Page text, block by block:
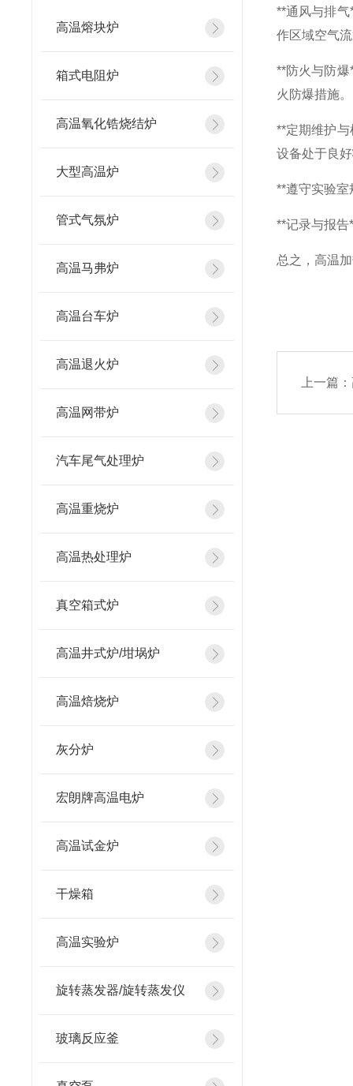
高温熔块炉
箱式电阻炉
高温氧化锆烧结炉
大型高温炉
管式气氛炉
高温马弗炉
高温台车炉
高温退火炉
高温网带炉
汽车尾气处理炉
高温重烧炉
高温热处理炉
真空箱式炉
高温井式炉/坩埚炉
高温焙烧炉
灰分炉
宏朗牌高温电炉
高温试金炉
干燥箱
高温实验炉
旋转蒸发器/旋转蒸发仪
玻璃反应釜
**通风与排
作区域空气
**防火与防
火防爆措施。
**定期维护
设备处于良
**遵守实验
**记录与报
总之，高温
上一篇：